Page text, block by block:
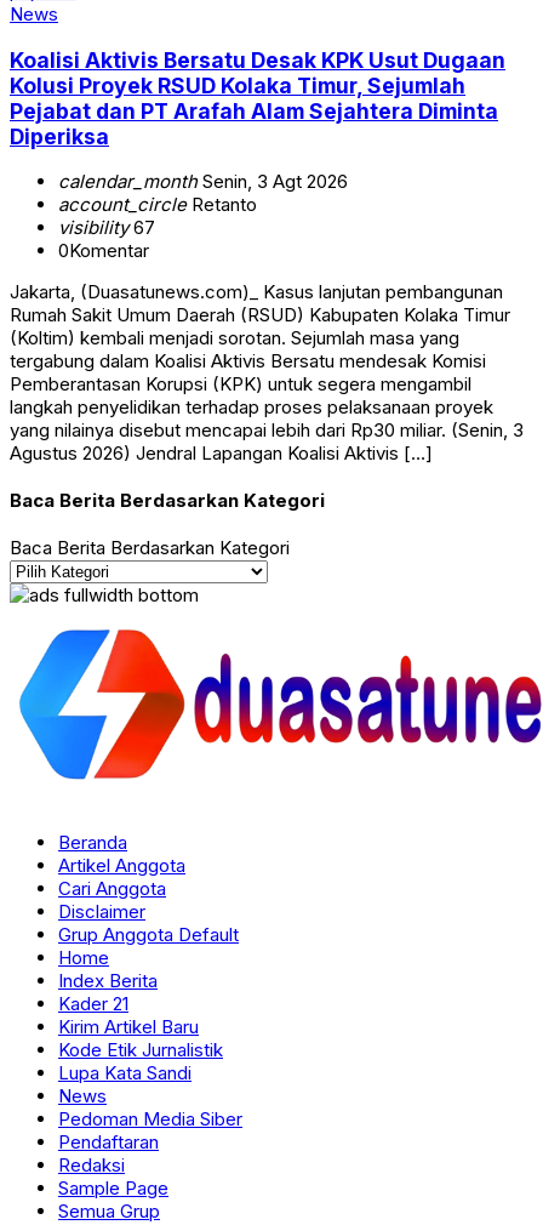
News
Koalisi Aktivis Bersatu Desak KPK Usut Dugaan
Kolusi Proyek RSUD Kolaka Timur, Sejumlah
Pejabat dan PT Arafah Alam Sejahtera Diminta
Diperiksa
calendar_monthSenin, 3 Agt 2026
account_circleRetanto
visibility67
0Komentar
Jakarta, (Duasatunews.com)_ Kasus lanjutan pembangunan
Rumah Sakit Umum Daerah (RSUD) Kabupaten Kolaka Timur
(Koltim) kembali menjadi sorotan. Sejumlah masa yang
tergabung dalam Koalisi Aktivis Bersatu mendesak Komisi
Pemberantasan Korupsi (KPK) untuk segera mengambil
langkah penyelidikan terhadap proses pelaksanaan proyek
yang nilainya disebut mencapai lebih dari Rp30 miliar. (Senin, 3
Agustus 2026) Jendral Lapangan Koalisi Aktivis […]
Baca Berita Berdasarkan Kategori
Baca Berita Berdasarkan Kategori
Beranda
Artikel Anggota
Cari Anggota
Disclaimer
Grup Anggota Default
Home
Index Berita
Kader 21
Kirim Artikel Baru
Kode Etik Jurnalistik
Lupa Kata Sandi
News
Pedoman Media Siber
Pendaftaran
Redaksi
Sample Page
Semua Grup